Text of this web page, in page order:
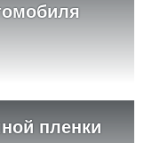
пленки